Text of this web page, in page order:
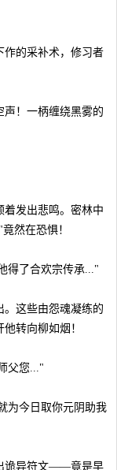
的采补术，修习者
！一柄缠绕黑雾的
发出悲鸣。密林中
然在恐惧！
了合欢宗传承..."
这些由怨魂凝练的
转向柳如烟！
父您..."
今日取你元阴助我
诡异符文——竟是早